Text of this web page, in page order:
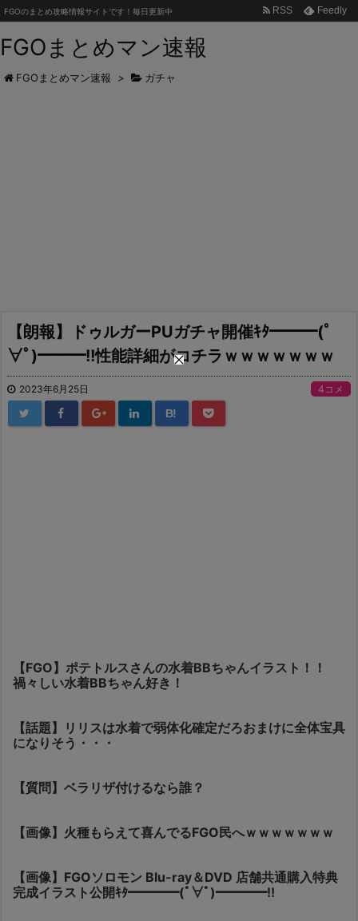
FGOまとめマン速報
FGOのまとめ攻略情報サイトです！毎日更新中 RSS Feedly
FGOまとめマン速報 > ガチャ
【朗報】ドゥルガーPUガチャ開催ｷﾀ━━━(ﾟ
∀ﾟ)━━━!!性能詳細がコチラｗｗｗｗｗｗｗ
2023年6月25日 4コメ
B!
【FGO】ポテトルスさんの水着BBちゃんイラスト！！
禍々しい水着BBちゃん好き！
【話題】リリスは水着で弱体化確定だろおまけに全体宝具
になりそう・・・
【質問】ベラリザ付けるなら誰？
【画像】火種もらえて喜んでるFGO民へｗｗｗｗｗｗｗ
【画像】FGOソロモン Blu-ray＆DVD 店舗共通購入特典
完成イラスト公開ｷﾀ━━━━(ﾟ∀ﾟ)━━━━!!